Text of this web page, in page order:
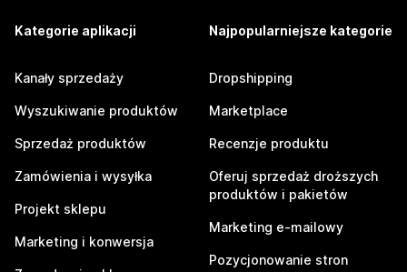
Kategorie aplikacji
Kanały sprzedaży
Wyszukiwanie produktów
Sprzedaż produktów
Zamówienia i wysyłka
Projekt sklepu
Marketing i konwersja
Najpopularniejsze kategorie
Dropshipping
Marketplace
Recenzje produktu
Oferuj sprzedaż droższych
produktów i pakietów
Marketing e-mailowy
Pozycjonowanie stron